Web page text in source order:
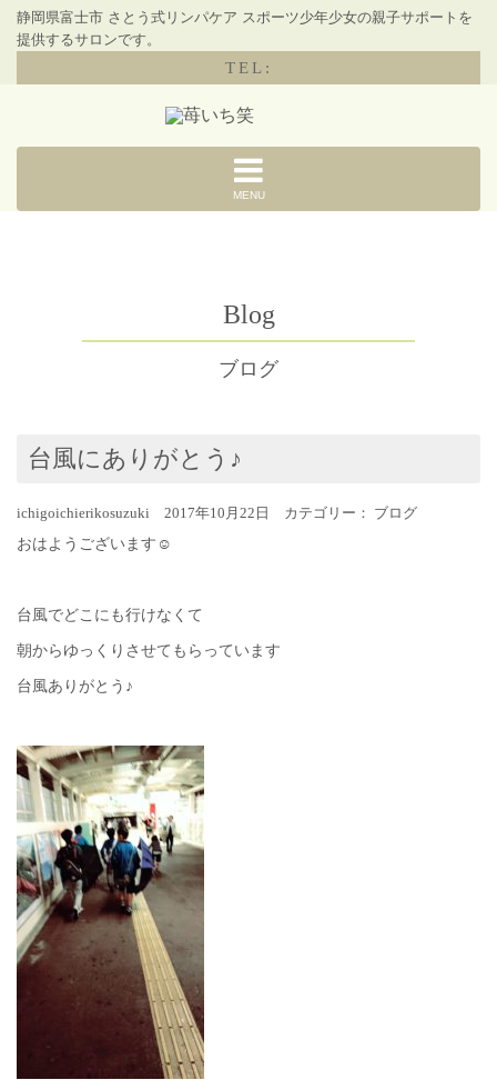
静岡県富士市 さとう式リンパケア スポーツ少年少女の親子サポートを
提供するサロンです。
TEL:
MENU
Blog
ブログ
台風にありがとう♪
ichigoichierikosuzuki 2017年10月22日 カテゴリー： ブログ
おはようございます☺︎
台風でどこにも行けなくて
朝からゆっくりさせてもらっています
台風ありがとう♪